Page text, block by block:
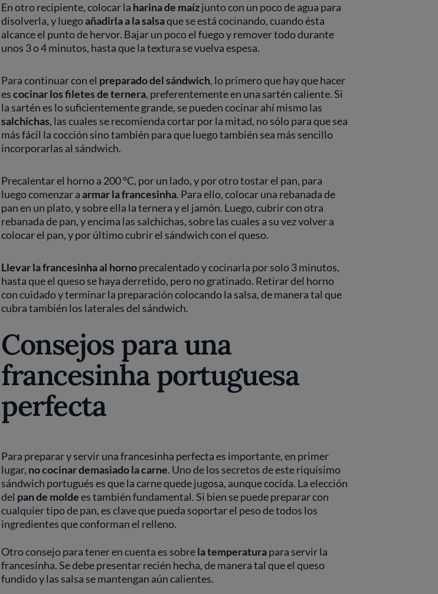
En otro recipiente, colocar la harina de maízjunto con un poco de agua para
disolverla, y luegoañadirla a la salsaque se está cocinando, cuando ésta
alcance el punto de hervor. Bajar un poco el fuego y remover todo durante
unos 3 o 4 minutos, hasta que la textura se vuelva espesa.
Para continuar con el preparado delsándwich, lo primero que hay que hacer
escocinar los filetes de ternera, preferentemente en una sartén caliente. Si
la sartén es lo suficientemente grande, se pueden cocinar ahí mismo las
salchichas, las cuales se recomienda cortar por la mitad, no sólo para que sea
más fácil la cocción sino también para que luego también sea más sencillo
incorporarlas al sándwich.
Precalentar el horno a 200 °C, por un lado, y por otro tostar el pan, para
luego comenzar aarmar la francesinha. Para ello, colocar una rebanada de
pan en un plato, y sobre ella la ternera y el jamón. Luego, cubrir con otra
rebanada de pan, y encima las salchichas, sobre las cuales a su vez volver a
colocar el pan, y por último cubrir el sándwich con el queso.
Llevar la francesinha al hornoprecalentado y cocinarla por solo 3 minutos,
hasta que el queso se haya derretido, pero no gratinado. Retirar del horno
con cuidado y terminar la preparación colocando la salsa, de manera tal que
cubra también los laterales del sándwich.
Consejos para una
francesinha portuguesa
perfecta
Para preparar y servir una francesinha perfecta es importante, en primer
lugar, no cocinar demasiado la carne. Uno de los secretos de este riquísimo
sándwich portugués es que la carne quede jugosa, aunque cocida. La elección
del pan de moldees también fundamental. Si bien se puede preparar con
cualquier tipo de pan, es clave que pueda soportar el peso de todos los
ingredientes que conforman el relleno.
Otro consejo para tener en cuenta es sobrela temperaturapara servir la
francesinha. Se debe presentar recién hecha, de manera tal que el queso
fundido y las salsa se mantengan aún calientes.